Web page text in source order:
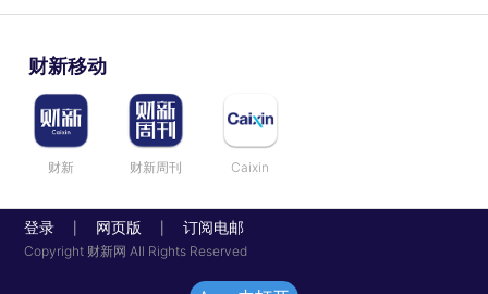
财新移动
财新 财新周刊 Caixin
登录 网页版 订阅电邮
Copyright 财新网 All Rights Reserved